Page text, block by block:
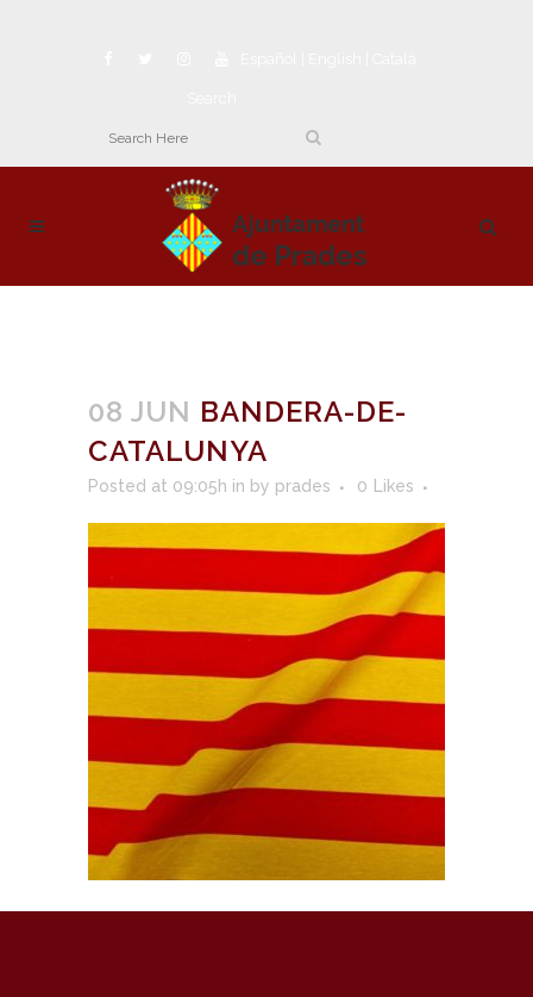
08 JUN BANDERA-DE-
CATALUNYA
Posted at 09:05h in by prades 0 Likes